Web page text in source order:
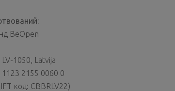
BeOpen
1050, Latvija
1123 2155 0060 0
код: CBBRLV22)